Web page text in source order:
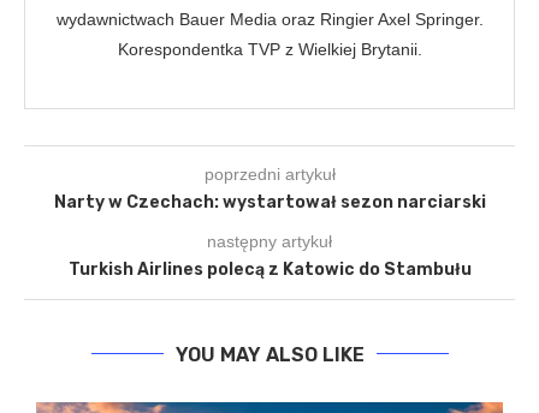
wydawnictwach Bauer Media oraz Ringier Axel Springer.
Korespondentka TVP z Wielkiej Brytanii.
poprzedni artykuł
Narty w Czechach: wystartował sezon narciarski
następny artykuł
Turkish Airlines polecą z Katowic do Stambułu
YOU MAY ALSO LIKE